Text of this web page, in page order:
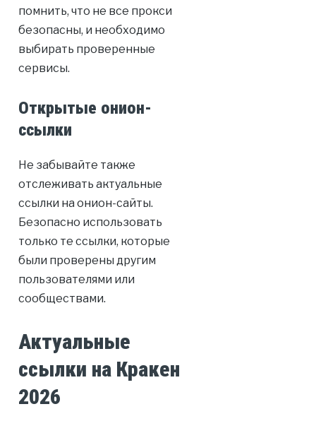
помнить, что не все прокси
безопасны, и необходимо
выбирать проверенные
сервисы.
Открытые онион-
ссылки
Не забывайте также
отслеживать актуальные
ссылки на онион-сайты.
Безопасно использовать
только те ссылки, которые
были проверены другим
пользователями или
сообществами.
Актуальные
ссылки на Кракен
2026